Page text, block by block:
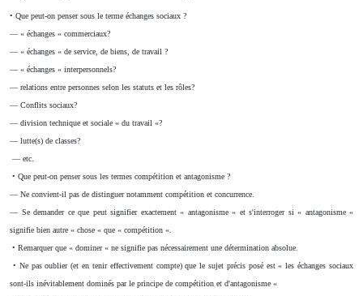
• Que peut-on penser sous le terme échanges sociaux ?
— « échanges « commerciaux?
— « échanges « de service, de biens, de travail ?
— « échanges « interpersonnels?
— relations entre personnes selon les statuts et les rôles?
— Conflits sociaux?
— division technique et sociale « du travail «?
— lutte(s) de classes?
— etc.
• Que peut-on penser sous les termes compétition et antagonisme ?
— Ne convient-il pas de distinguer notamment compétition et concurrence.
— Se demander ce que peut signifier exactement « antagonisme « et s'interroger si « antagonisme «
signifie bien autre « chose « que « compétition «.
• Remarquer que « dominer « ne signifie pas nécessairement une détermination absolue.
• Ne pas oublier (et en tenir effectivement compte) que le sujet précis posé est « les échanges sociaux
sont-ils inévitablement dominés par le principe de compétition et d'antagonisme «